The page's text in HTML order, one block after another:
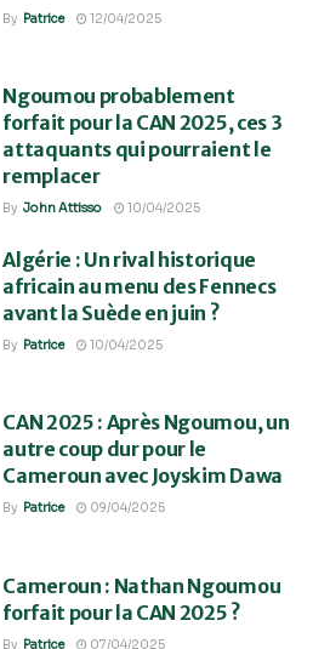
By Patrice 12/04/2025
Ngoumou probablement
forfait pour la CAN 2025, ces 3
attaquants qui pourraient le
remplacer
By John Attisso 10/04/2025
Algérie : Un rival historique
africain au menu des Fennecs
avant la Suède en juin ?
By Patrice 10/04/2025
CAN 2025 : Après Ngoumou, un
autre coup dur pour le
Cameroun avec Joyskim Dawa
By Patrice 09/04/2025
Cameroun : Nathan Ngoumou
forfait pour la CAN 2025 ?
By Patrice 07/04/2025